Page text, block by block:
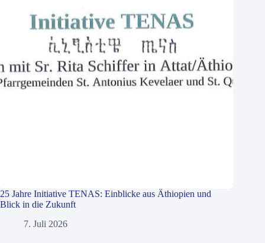
25 Jahre Initiative TENAS: Einblicke aus Äthiopien und
Blick in die Zukunft
7. Juli 2026